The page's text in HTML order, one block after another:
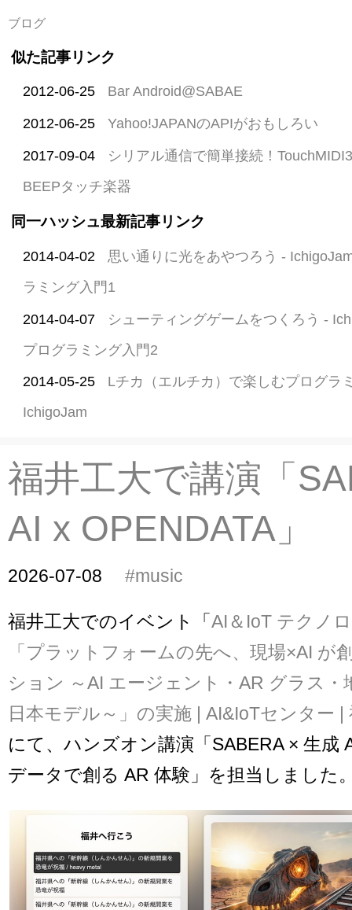
ブログ
似た記事リンク
2012-06-25 Bar Android@SABAE
2012-06-25 Yahoo!JAPANのAPIがおもしろい
2017-09-04
シリアル通信で簡単接続！
BEEPタッチ楽器
同一ハッシュ最新記事リンク
2014-04-02
思い通りに光をあやつろう -
ラミング入門1
2014-04-07
シューティングゲームをつくろう -
プログラミング入門2
2014-05-25
Lチカ（エルチカ）で楽しむプログラ
IchigoJam
福井工大で講演「
AI x OPENDATA」
2026-07-08 #music
福井工大でのイベント「AI＆IoT テクノ
「プラットフォームの先へ、現場×AI が
ション ～AI エージェント・AR グラス・
日本モデル～」の実施 | AI&IoTセンター |
にて、ハンズオン講演「SABERA × 生成
データで創る AR 体験」を担当しました